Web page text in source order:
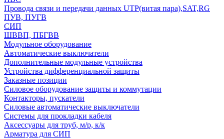
Провода связи и передачи данных UTP(витая пара),SAT,RG
ПУВ, ПУГВ
СИП
ШВВП, ПБГВВ
Модульное оборудование
Автоматические выключатели
Дополнительные модульные устройства
Устройства дифференциальной защиты
Заказные позиции
Силовое оборудование защиты и коммутации
Контакторы, пускатели
Силовые автоматические выключатели
Системы для прокладки кабеля
Аксессуары для труб, м/р, к/к
Арматура для СИП